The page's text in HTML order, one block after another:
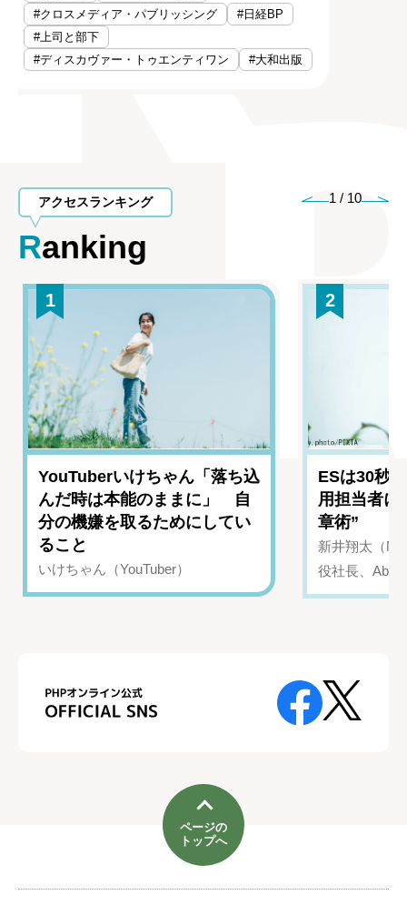
#クロスメディア・パブリッシング
#日経BP
#上司と部下
#ディスカヴァー・トゥエンティワン
#大和出版
アクセスランキング
Ranking
1 / 10
1
YouTuberいけちゃん「落ち込
んだ時は本能のままに」 自
分の機嫌を取るためにしてい
ること
いけちゃん（YouTuber）
2
ESは30秒
用担当者に
章術”
新井翔太（
役社長、
ページの
トップへ